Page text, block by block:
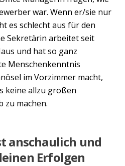
war. Wenn er/sie nur
es schlecht aus für den
Sekretärin arbeitet seit
und hat so ganz
Menschenkenntnis
im Vorzimmer macht,
keine allzu großen
zu machen.
anschaulich und
Erfolgen